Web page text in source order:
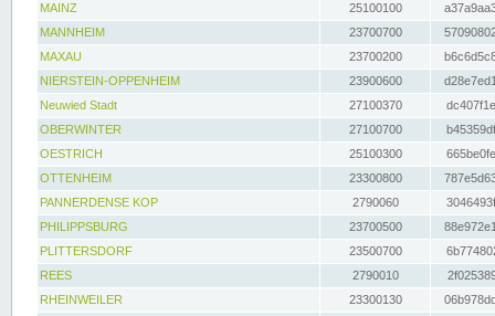
MAINZ
25100100
MANNHEIM
23700700
MAXAU
23700200
NIERSTEIN-OPPENHEIM
23900600
Neuwied Stadt
27100370
OBERWINTER
27100700
OESTRICH
25100300
OTTENHEIM
23300800
PANNERDENSE KOP
2790060
PHILIPPSBURG
23700500
PLITTERSDORF
23500700
REES
2790010
RHEINWEILER
23300130